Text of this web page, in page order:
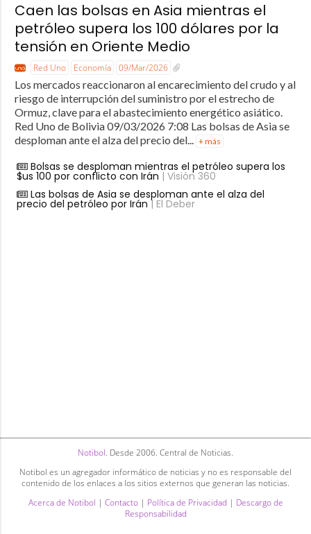
Caen las bolsas en Asia mientras el
petróleo supera los 100 dólares por la
tensión en Oriente Medio
Red Uno Economía 09/Mar/2026
Los mercados reaccionaron al encarecimiento del crudo y al
riesgo de interrupción del suministro por el estrecho de
Ormuz, clave para el abastecimiento energético asiático.
Red Uno de Bolivia 09/03/2026 7:08 Las bolsas de Asia se
desploman ante el alza del precio del... + más
Bolsas se desploman mientras el petróleo supera los
$us 100 por conflicto con Irán | Visión 360
Las bolsas de Asia se desploman ante el alza del
precio del petróleo por Irán | El Deber
Notibol. Desde 2006. Central de Noticias.
Notibol es un agregador informático de noticias y no es responsable del
contenido de los enlaces a los sitios externos que generan las noticias.
Acerca de Notibol | Contacto| Política de Privacidad | Descargo de
Responsabilidad